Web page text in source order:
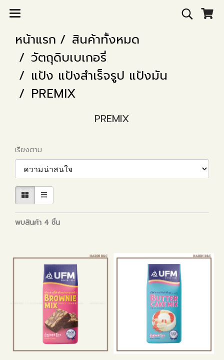
หน้าแรก
สินค้าทั้งหมด
วัตถุดิบเบเกอรี่
แป้ง แป้งสำเร็จรูป แป้งมัน
PREMIX
PREMIX
เรียงตาม
พบสินค้า 4 ชิ้น